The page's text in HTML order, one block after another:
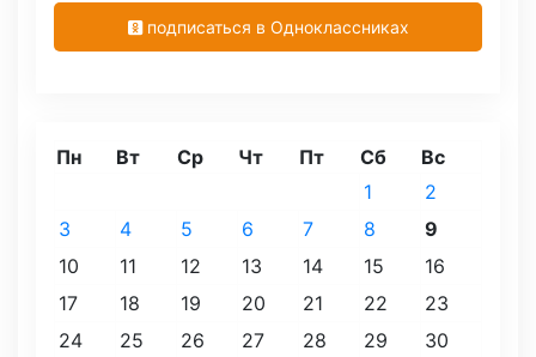
подписаться в Одноклассниках
Пн Вт Ср Чт Пт Сб Вс
1
2
3
4 5 6 7 8
9
10
11 12 13 14 15
16
17
18 19 20 21 22
23
24
25 26 27 28 29
30